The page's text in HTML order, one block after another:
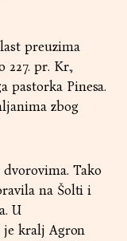
preuzima
227. pr. Kr.,
pastorka Pinesa.
zbog
Tako
na Šolti i
U
je kralj Agron